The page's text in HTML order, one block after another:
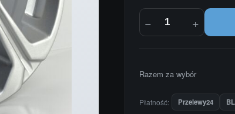
− +
Razem za wybór
Płatność: Przelewy24